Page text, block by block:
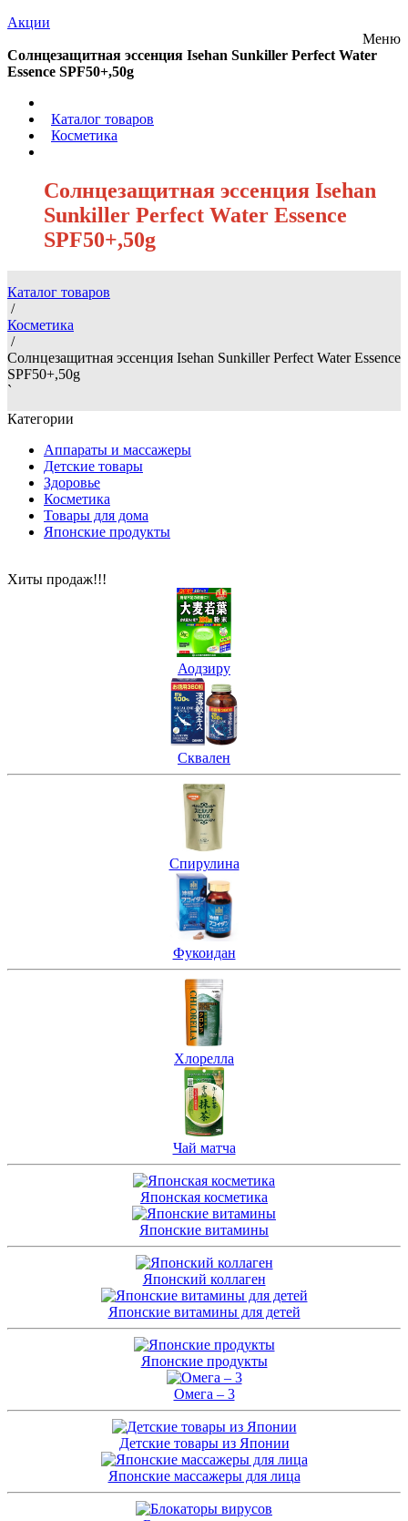
Акции
Меню
Солнцезащитная эссенция Isehan Sunkiller Perfect Water
Essence SPF50+,50g
Каталог товаров
Косметика
Солнцезащитная эссенция Isehan
Sunkiller Perfect Water Essence
SPF50+,50g
Каталог товаров
/
Косметика
/
Солнцезащитная эссенция Isehan Sunkiller Perfect Water Essence
SPF50+,50g
`
Категории
Аппараты и массажеры
Детские товары
Здоровье
Косметика
Товары для дома
Японские продукты
Хиты продаж!!!
Аодзиру
Сквален
Спирулина
Фукоидан
Хлорелла
Чай матча
Японская косметика
Японские витамины
Японский коллаген
Японские витамины для детей
Японские продукты
Омега – 3
Детские товары из Японии
Японские массажеры для лица